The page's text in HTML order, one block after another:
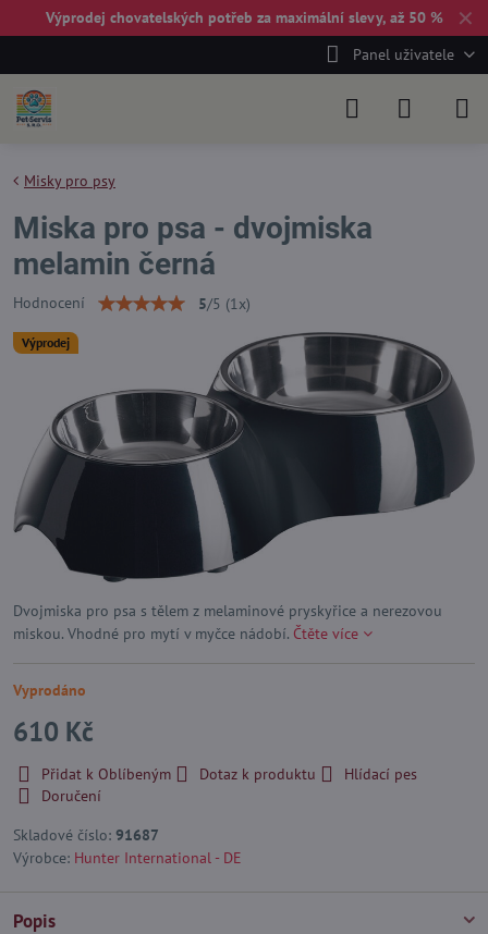
✕
Výprodej chovatelských potřeb za maximální slevy, až 50 %
Panel uživatele
Výprodej
Misky pro psy
Miska pro psa - dvojmiska
melamin černá
Hodnocení 5/5 (1 x)
Dvojmiska pro psa s tělem z melaminové pryskyřice a nerezovou
miskou. Vhodné pro mytí v myčce nádobí. Čtěte více
Vyprodáno
610 Kč
Přidat k Oblíbeným Dotaz k produktu
Hlídací pes
Doručení
Skladové číslo: 91687
Výrobce: Hunter International - DE
Popis